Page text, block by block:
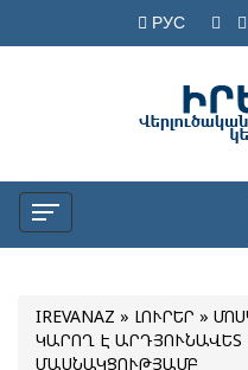
РУС
IREVANAZ » ԼՈՒՐԵՐ »
ԿԱՐՈՂ Է
ՄԱՍՆԱԿՑՈՒԹՅԱՄԲ